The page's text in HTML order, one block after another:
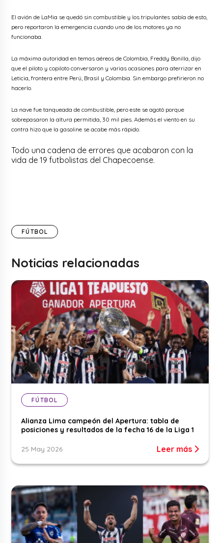
El avión de LaMia se quedó sin combustible y los tripulantes sabía de esto,
pero reportaron la emergencia cuando uno de los motores ya no
funcionaba.
La máxima autoridad en temas aéreos de Colombia, Freddy Bonilla, dijo
que el piloto y copiloto conversaron y varias ocasiones para aterrizar en
Leticia, frontera entre Perú, Brasil y Colombia. Sin embargo prefirieron no
hacerlo.
La nave fue tanqueada de combustible, pero este se agotó porque
sobrepasaron la altura permitida, 30 mil pies. Además el viento en su
contra hizo que la gasoline se acabe más rápido.
Todo una cadena de errores que acabaron con la
vida de 19 futbolistas del Chapecoense.
FÚTBOL
Noticias relacionadas
FÚTBOL
Alianza Lima campeón del Apertura: tabla de
posiciones y resultados de la fecha 16 de la Liga 1
25 May 2026 Leer más